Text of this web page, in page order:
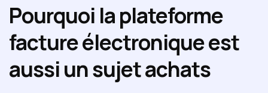
Pourquoi la plateforme
facture électronique est
aussi un sujet achats